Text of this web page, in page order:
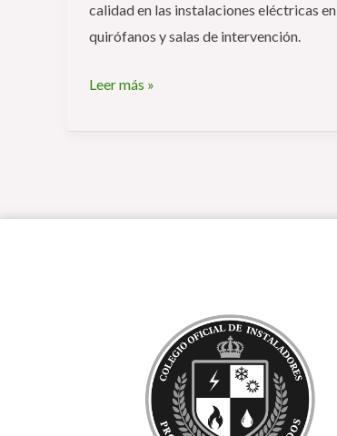
calidad en las instalaciones eléctricas en
quirófanos y salas de intervención.
Leer más »